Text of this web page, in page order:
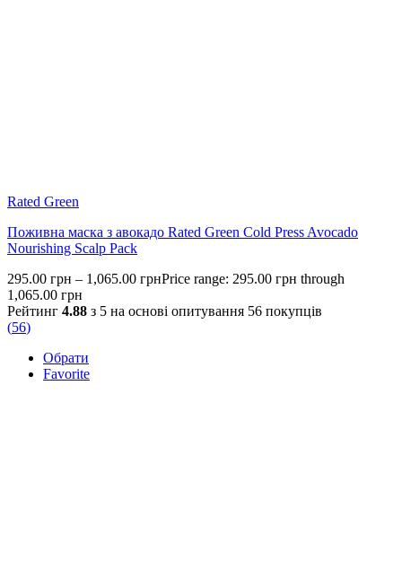
Rated Green
Поживна маска з авокадо Rated Green Cold Press Avocado
Nourishing Scalp Pack
295.00 грн – 1,065.00 грнPrice range: 295.00 грн through
1,065.00 грн
Рейтинг 4.88 з 5 на основі опитування 56 покупців
(56)
Обрати
Favorite